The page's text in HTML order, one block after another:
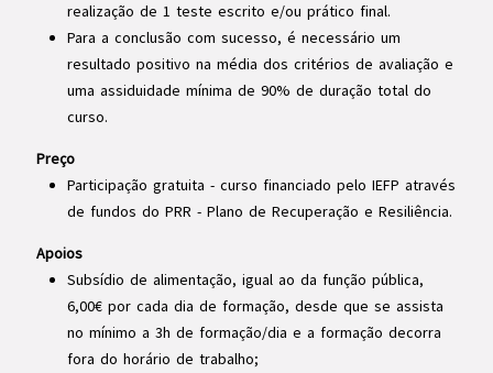
realização de 1 teste escrito e/ou prático final.
Para a conclusão com sucesso, é necessário um
resultado positivo na média dos critérios de avaliação e
uma assiduidade mínima de 90% de duração total do
curso.
Preço
Participação gratuita - curso financiado pelo IEFP através
de fundos do PRR - Plano de Recuperação e Resiliência.
Apoios
Subsídio de alimentação, igual ao da função pública,
6,00€ por cada dia de formação, desde que se assista
no mínimo a 3h de formação/dia e a formação decorra
fora do horário de trabalho;